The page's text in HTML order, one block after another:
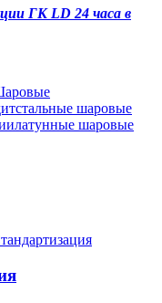
ГК LD 24 часа в
стальные шаровые
латунные шаровые